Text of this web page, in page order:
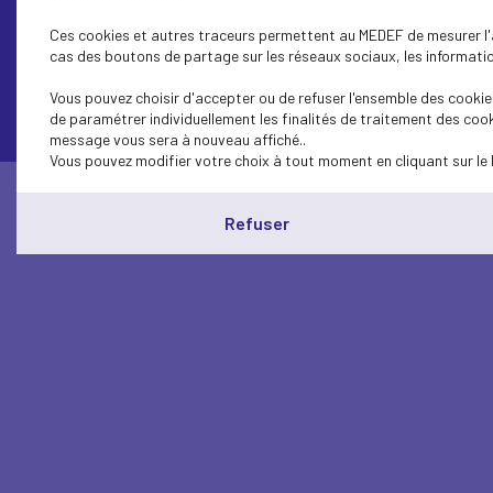
Ces cookies et autres traceurs permettent au MEDEF de
cas des boutons de partage sur les réseaux sociaux, les
Vous pouvez choisir d'accepter ou de refuser l'ensemble des
de paramétrer individuellement les finalités de traitement des
message vous sera à nouveau affiché..
Vous pouvez modifier votre choix à tout moment en cliquant sur le
Refuser